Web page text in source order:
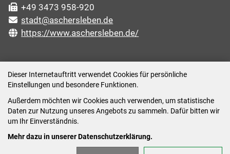
Dieser Internetauftritt verwendet Cookies für persönliche
Einstellungen und besondere Funktionen.
Außerdem möchten wir Cookies auch verwenden, um statistische
Daten zur Nutzung unseres Angebots zu sammeln. Dafür bitten wir
um Ihr Einverständnis.
Mehr dazu in unserer Datenschutzerklärung.
+49 3473 958-920
stadt@aschersleben.de
https://www.aschersleben.de/
Montag: 09:00-12:00 /14:00-15:00 Uhr
Dienstag: 09:00-12:00 /14:00-16:00 Uhr
Mittwoch: 09:00 - 12:00 Uhr (nach vorheriger
Donnerstag: 09:00-12:00 /14:00-18:00 Uhr